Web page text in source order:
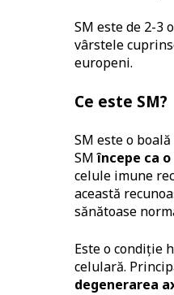
SM este de 2-3
vârstele
europeni.
Ce este SM?
SM este o
SMîncepe ca
celule imune
această
sănătoase
Este o condiție
celulară.
degenerarea